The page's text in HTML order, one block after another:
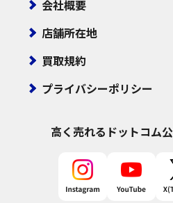
会社概要
店舗所在地
買取規約
プライバシーポリシー
高く売れるドットコム